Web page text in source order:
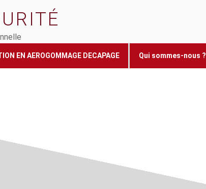
EN AEROGOMMAGE DECAPAGE Qui sommes-nous ?